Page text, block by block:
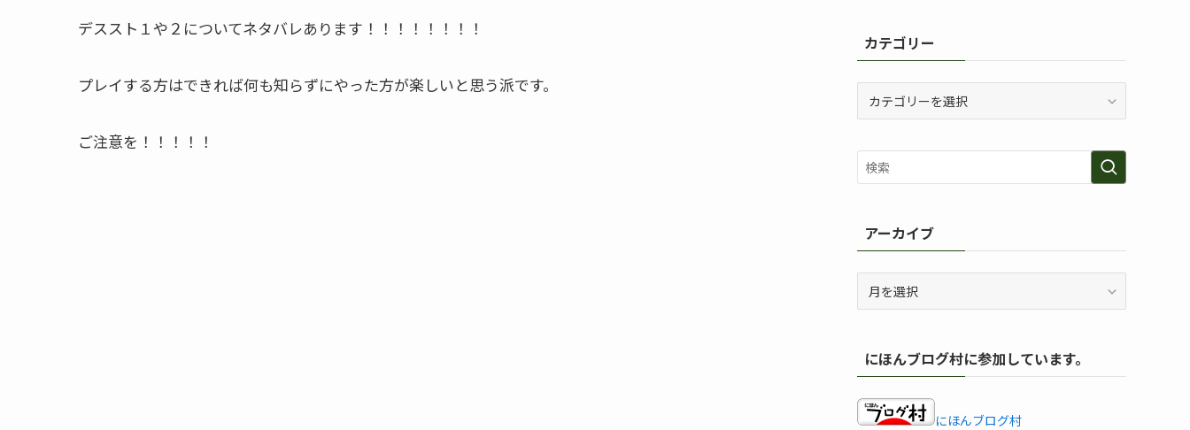
デススト１や２についてネタバレあります！！！！！！！！
プレイする方はできれば何も知らずにやった方が楽しいと思う派です。
ご注意を！！！！！
カテゴリー
リ
ー
アーカイブ
ブにほんブログ村に参加しています。
にほんブログ村